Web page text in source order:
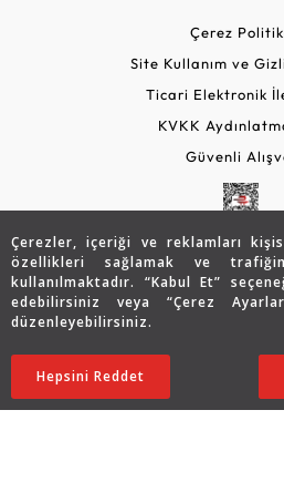
Çerezler, içeriği ve reklamları
özellikleri sağlamak ve
kullanılmaktadır. “Kabul Et”
edebilirsiniz veya “Çerez
düzenleyebilirsiniz.
Hepsini Reddet
100.874TL
95.830 TL
Çerez
Site Kullanım ve
Ticari Elektronik
KVKK
Güvenli
Copyright © 2026 Assos